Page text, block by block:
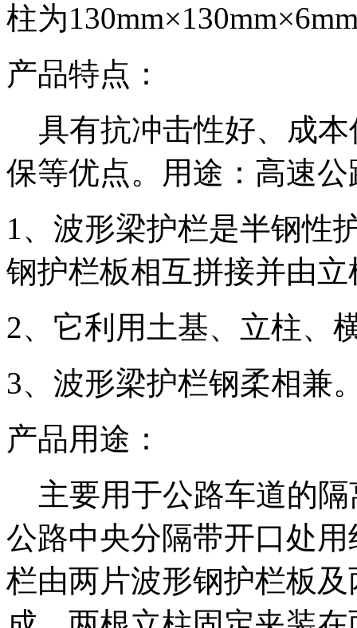
柱为
产品特点：
具有抗冲击性好、成本
保等优点。用途：高速
1、波形梁护栏是半钢性
钢护栏板相互拼接并由
2、它利用土基、立柱、
3、波形梁护栏钢柔相兼
产品用途：
主要用于公路车道的隔
公路中央分隔带开口处
栏由两片波形钢护栏板